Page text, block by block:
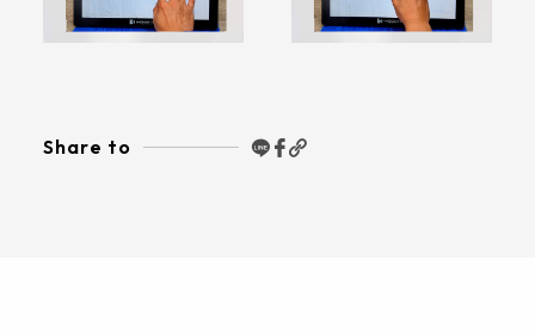
409.27 * 334 * 18.02 mm
562.98 * 332.4 *12.13 mm
Share to